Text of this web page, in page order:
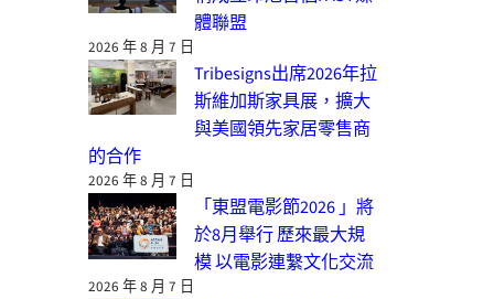
體聯盟
2026 年 8 月 7 日
Tribesigns出席2026年拉
斯維加斯家具展，擴大
與美國領先家居零售商
的合作
2026 年 8 月 7 日
「東盟電影節2026 」將
於8月舉行 歷來最大規
模 以電影連繫文化交流
2026 年 8 月 7 日